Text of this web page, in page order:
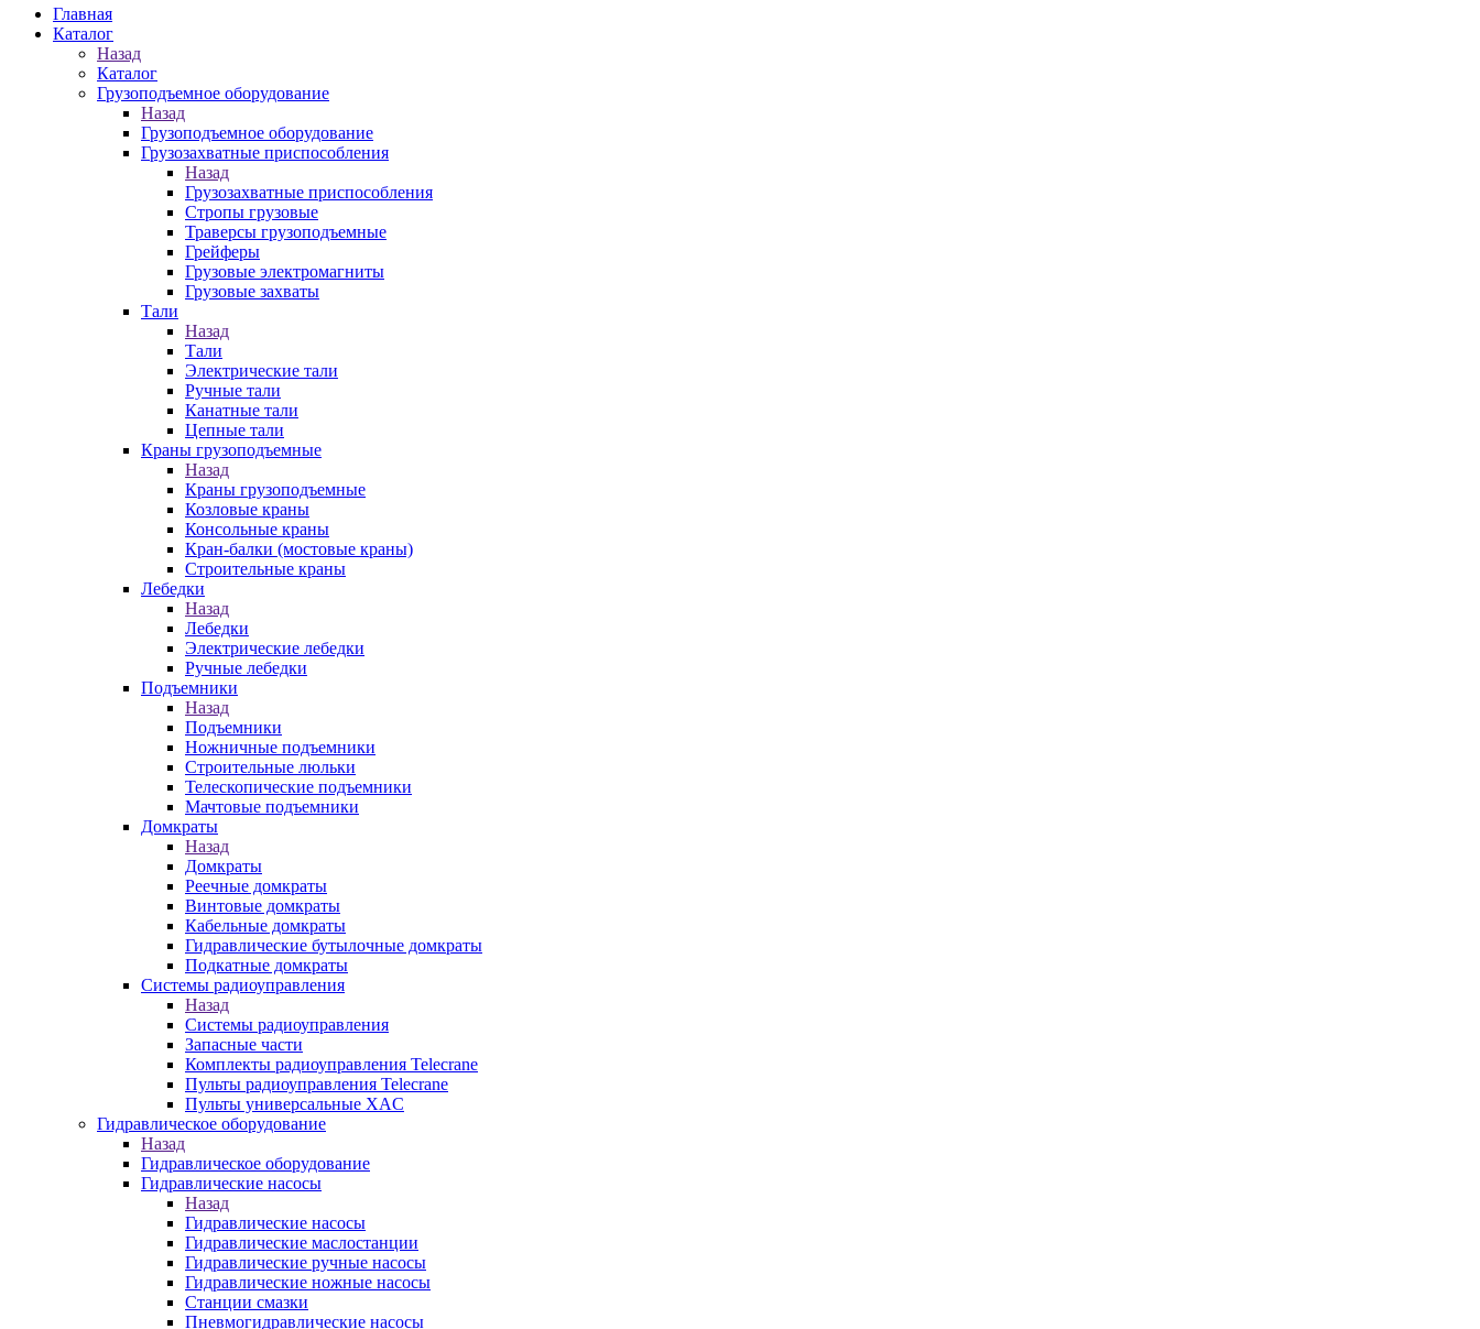
Главная
Каталог
Назад
Каталог
Грузоподъемное оборудование
Назад
Грузоподъемное оборудование
Грузозахватные приспособления
Назад
Грузозахватные приспособления
Стропы грузовые
Траверсы грузоподъемные
Грейферы
Грузовые электромагниты
Грузовые захваты
Тали
Назад
Тали
Электрические тали
Ручные тали
Канатные тали
Цепные тали
Краны грузоподъемные
Назад
Краны грузоподъемные
Козловые краны
Консольные краны
Кран-балки (мостовые краны)
Строительные краны
Лебедки
Назад
Лебедки
Электрические лебедки
Ручные лебедки
Подъемники
Назад
Подъемники
Ножничные подъемники
Строительные люльки
Телескопические подъемники
Мачтовые подъемники
Домкраты
Назад
Домкраты
Реечные домкраты
Винтовые домкраты
Кабельные домкраты
Гидравлические бутылочные домкраты
Подкатные домкраты
Системы радиоуправления
Назад
Системы радиоуправления
Запасные части
Комплекты радиоуправления Telecrane
Пульты радиоуправления Telecrane
Пульты универсальные XAC
Гидравлическое оборудование
Назад
Гидравлическое оборудование
Гидравлические насосы
Назад
Гидравлические насосы
Гидравлические маслостанции
Гидравлические ручные насосы
Гидравлические ножные насосы
Станции смазки
Пневмогидравлические насосы